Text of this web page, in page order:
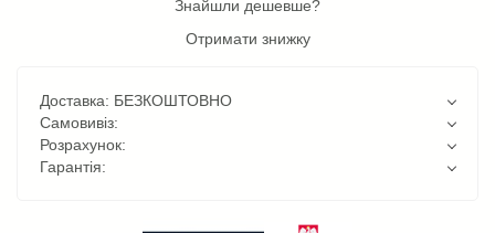
Знайшли дешевше?
Отримати знижку
Доставка: БЕЗКОШТОВНО
Самовивіз:
Розрахунок:
Гарантія: